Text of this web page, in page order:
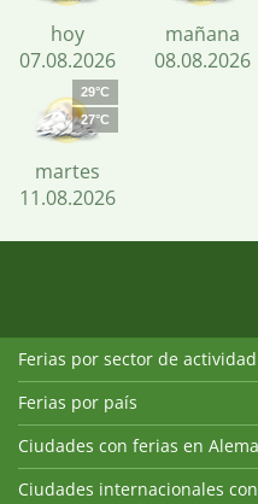
hoy
07.08.2026
mañana
08.08.2026
29°C
27°C
martes
11.08.2026
Ferias por sector de actividad
Ferias por país
Ciudades con ferias en
Ciudades internacionales